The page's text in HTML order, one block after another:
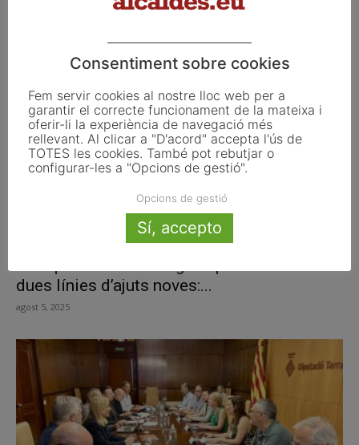
dues línies d’ajuts noves:...
agost 5, 2025
Consentiment sobre cookies
Fem servir cookies al nostre lloc web per a
garantir el correcte funcionament de la mateixa i
oferir-li la experiència de navegació més
rellevant. Al clicar a "D'acord" accepta l'ús de
TOTES les cookies. També pot rebutjar o
configurar-les a "Opcions de gestió".
Opcions de gestió
Sí, accepto